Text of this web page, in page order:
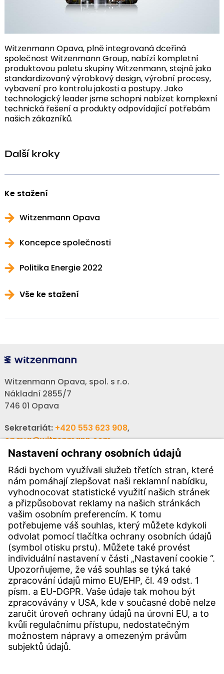
Witzenmann Opava, plně integrovaná dceřiná
společnost Witzenmann Group, nabízí kompletní
produktovou paletu skupiny Witzenmann, stejně jako
standardizovaný výrobkový design, výrobní procesy,
vybavení pro kontrolu jakosti a postupy. Jako
technologický leader jsme schopni nabízet komplexní
technická řešení a produkty odpovídající potřebám
našich zákazníků.
Další kroky
Ke stažení
Witzenmann Opava
Koncepce společnosti
Politika Energie 2022
Vše ke stažení
Witzenmann Opava, spol. s r.o.
Nákladní 2855/7
746 01 Opava
Sekretariát: +420 553 623 908,
opava@witzenmann.com
Volná místa:+420 605 990 928
Poptávky:
obchod@witzenmann.com
KONTAKTY
Pobočka
Kontakty
SERVICE
Centrum Download
Uživatelský software
Specifikace poptávky